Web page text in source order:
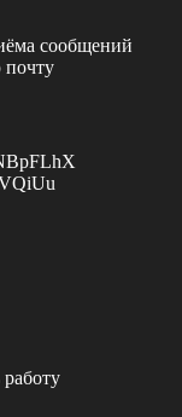
сообщений
почту